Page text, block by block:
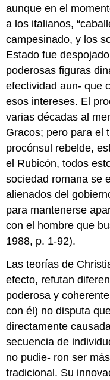
aunque en el
a los italianos,
campesinado, y los
Estado fue
poderosas figuras
efectividad aun- que
esos intereses. El
varias décadas al
Gracos; pero para el
procónsul rebelde,
el Rubicón, todos
sociedad romana se
alienados del
para mantenerse
con el hombre que
1988, p. 1-92).
Las teorías de
efecto, refutan
poderosa y
con él) no disputa
directamente
secuencia de
no pudie- ron ser
tradicional. Su